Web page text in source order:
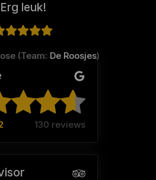
Erg leuk!
(Team: De Roosjes)
130 reviews